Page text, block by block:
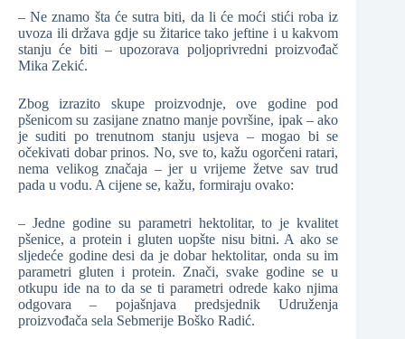
– Ne znamo šta će sutra biti, da li će moći stići roba iz
uvoza ili država gdje su žitarice tako jeftine i u kakvom
stanju će biti – upozorava poljoprivredni proizvođač
Mika Zekić.
Zbog izrazito skupe proizvodnje, ove godine pod
pšenicom su zasijane znatno manje površine, ipak – ako
je suditi po trenutnom stanju usjeva – mogao bi se
očekivati dobar prinos. No, sve to, kažu ogorčeni ratari,
nema velikog značaja – jer u vrijeme žetve sav trud
pada u vodu. A cijene se, kažu, formiraju ovako:
– Jedne godine su parametri hektolitar, to je kvalitet
pšenice, a protein i gluten uopšte nisu bitni. A ako se
sljedeće godine desi da je dobar hektolitar, onda su im
parametri gluten i protein. Znači, svake godine se u
otkupu ide na to da se ti parametri odrede kako njima
odgovara – pojašnjava predsjednik Udruženja
proizvođača sela Sebmerije Boško Radić.